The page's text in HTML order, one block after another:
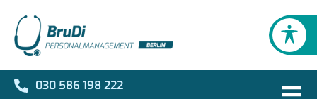
030 586 198 222